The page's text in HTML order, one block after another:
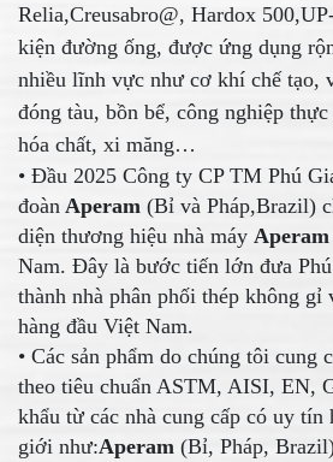
Relia,Creusabro@, Hardox
kiện đường ống, được ứng dụng
nhiều lĩnh vực như cơ khí chế tạo,
đóng tàu, bồn bể, công nghiệp
hóa chất, xi măng…
• Đầu 2025 Công ty CP TM Phú
đoàn Aperam (Bỉ và Pháp,Brazil)
diện thương hiệu nhà máy
Nam. Đây là bước tiến lớn đưa
thành nhà phân phối thép không gỉ
hàng đầu Việt Nam.
• Các sản phẩm do chúng tôi cung
theo tiêu chuẩn ASTM, AISI, EN,
khẩu từ các nhà cung cấp có uy tín
giới như:Aperam (Bỉ, Pháp,